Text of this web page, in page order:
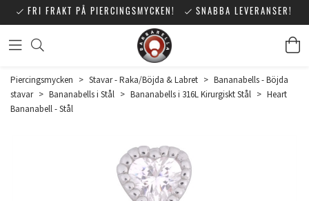
FRI FRAKT PÅ PIERCINGSMYCKEN! SNABBA LEVERANSER!
Piercingsmycken > Stavar - Raka/Böjda & Labret > Bananabells - Böjda
stavar > Bananabells i Stål > Bananabells i 316L Kirurgiskt Stål > Heart
Bananabell - Stål